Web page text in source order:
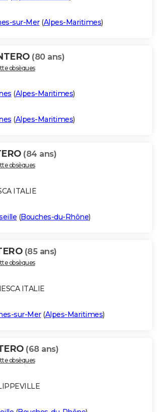
sur-Mer(Alpes-Maritimes)
(80 ans)
obsèques
(Alpes-Maritimes)
(Alpes-Maritimes)
(84 ans)
obsèques
ITALIE
(Bouches-du-Rhône)
(85 ans)
obsèques
ITALIE
sur-Mer(Alpes-Maritimes)
(68 ans)
obsèques